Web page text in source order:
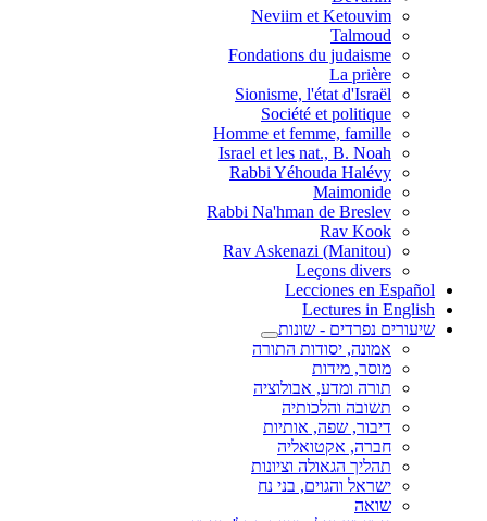
Neviim et Ketouvim
Talmoud
Fondations du judaisme
La prière
Sionisme, l'état d'Israël
Société et politique
Homme et femme, famille
Israel et les nat., B. Noah
Rabbi Yéhouda Halévy
Maimonide
Rabbi Na'hman de Breslev
Rav Kook
(Rav Askenazi (Manitou
Leçons divers
Lecciones en Español
Lectures in English
שיעורים נפרדים - שונות
אמונה, יסודות התורה
מוסר, מידות
תורה ומדע, אבולוציה
תשובה והלכותיה
דיבור, שפה, אותיות
חברה, אקטואליה
תהליך הגאולה וציונות
ישראל והגוים, בני נח
שואה